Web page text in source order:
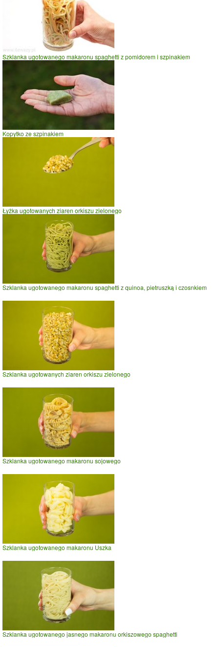
Szklanka ugotowanego makaronu spaghetti z pomidorem i szpinakiem
Kopytko ze szpinakiem
Łyżka ugotowanych ziaren orkiszu zielonego
Szklanka ugotowanego makaronu spaghetti z quinoa, pietruszką i czosnkiem
Szklanka ugotowanych ziaren orkiszu zielonego
Szklanka ugotowanego makaronu sojowego
Szklanka ugotowanego makaronu Uszka
Szklanka ugotowanego jasnego makaronu orkiszowego spaghetti